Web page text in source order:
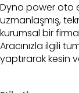
Dyno power oto
uzmanlaşmış,
kurumsal bir
Aracınızla ilgili
yaptırarak kesin